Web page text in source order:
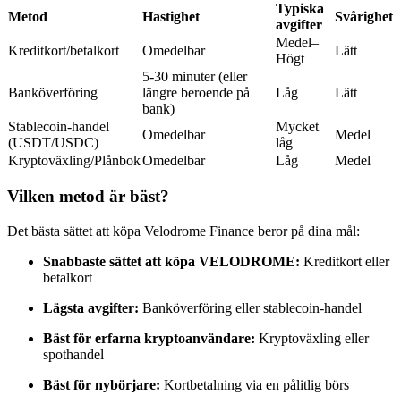
Kopiera Trading
Gå med de bästa handlarna
Bli en Copy Trader
Njut av vinstdelning och kopieringshandelsprovisioner
Metod Hastighet
Typiska
avgifter
Svårighet
Kreditkort/betalkort Omedelbar
Medel–
Högt
Lätt
Banköverföring
5-30 minuter (eller
längre beroende på
bank)
Låg Lätt
Stablecoin-handel
(USDT/USDC)
Omedelbar
Mycket
låg
Medel
Kryptoväxling/PlånbokOmedelbar Låg Medel
Vilken metod är bäst?
Det bästa sättet att köpa Velodrome Finance beror på dina mål:
Snabbaste sättet att köpa VELODROME: Kreditkort eller
betalkort
Lägsta avgifter: Banköverföring eller stablecoin-handel
Bäst för erfarna kryptoanvändare: Kryptoväxling eller
spothandel
Bäst för nybörjare: Kortbetalning via en pålitlig börs